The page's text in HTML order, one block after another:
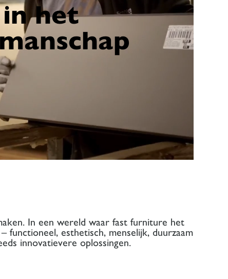
in het
In een wereld waar fast furniture het
functioneel, esthetisch, menselijk, duurzaam
innovatievere oplossingen.